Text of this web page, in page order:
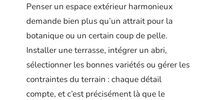
Penser un espace extérieur harmonieux
demande bien plus qu’un attrait pour la
botanique ou un certain coup de pelle.
Installer une terrasse, intégrer un abri,
sélectionner les bonnes variétés ou gérer les
contraintes du terrain : chaque détail
compte, et c’est précisément là que le